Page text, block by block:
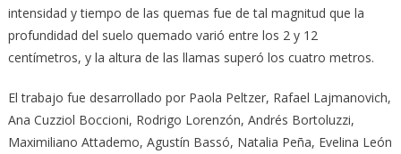
intensidad y tiempo de las quemas fue de tal magnitud que la
profundidad del suelo quemado varió entre los 2 y 12
centímetros, y la altura de las llamas superó los cuatro metros.
El trabajo fue desarrollado por Paola Peltzer, Rafael Lajmanovich,
Ana Cuzziol Boccioni, Rodrigo Lorenzón, Andrés Bortoluzzi,
Maximiliano Attademo, Agustín Bassó, Natalia Peña, Evelina León